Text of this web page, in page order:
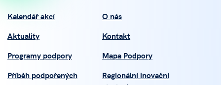
Kalendář akcí
Aktuality
Programy podpory
Příběh podpořených
O nás
Kontakt
Mapa Podpory
Regionální inovační